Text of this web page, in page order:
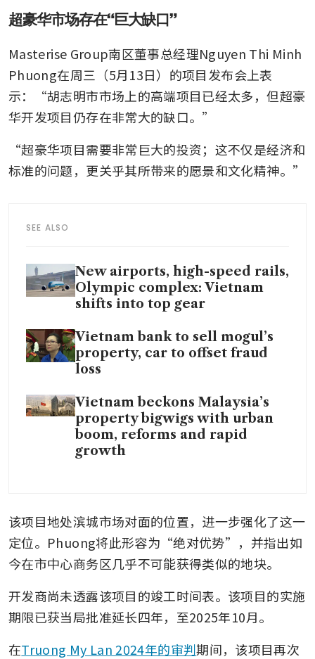
超豪华市场存在“巨大缺口”
Masterise Group南区董事总经理Nguyen Thi Minh
Phuong在周三（5月13日）的项目发布会上表
示：“胡志明市市场上的高端项目已经太多，但超豪
华开发项目仍存在非常大的缺口。”
“超豪华项目需要非常巨大的投资；这不仅是经济和
标准的问题，更关乎其所带来的愿景和文化精神。”
SEE ALSO
New airports, high-speed rails,
Olympic complex: Vietnam
shifts into top gear
Vietnam bank to sell mogul’s
property, car to offset fraud
loss
Vietnam beckons Malaysia’s
property bigwigs with urban
boom, reforms and rapid
growth
该项目地处滨城市场对面的位置，进一步强化了这一
定位。Phuong将此形容为“绝对优势”，并指出如
今在市中心商务区几乎不可能获得类似的地块。
开发商尚未透露该项目的竣工时间表。该项目的实施
期限已获当局批准延长四年，至2025年10月。
在Truong My Lan 2024年的审判期间，该项目再次